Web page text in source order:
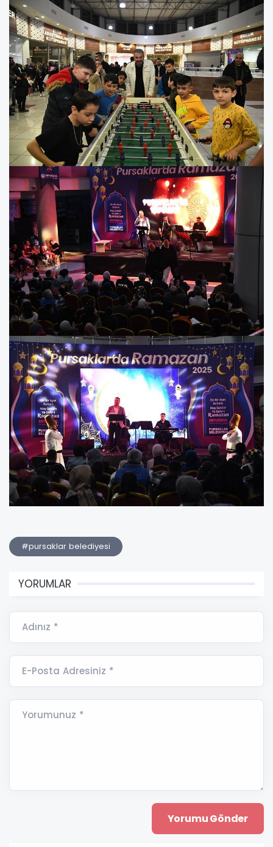
#pursaklar belediyesi
YORUMLAR
Adınız *
E-Posta Adresiniz *
Yorumunuz *